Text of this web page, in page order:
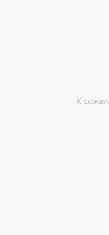
USB-устройств и iPod /
К